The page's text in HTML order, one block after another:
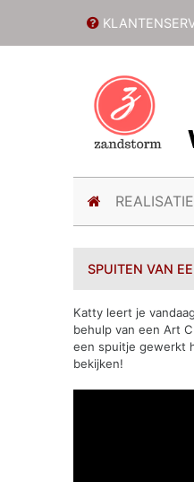
(current)
SPUITEN VAN
Katty leert je
behulp van een Art
een spuitje gewerkt
bekijken!